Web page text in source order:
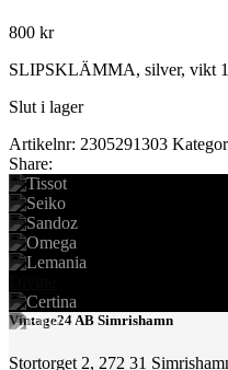
800 kr
SLIPSKLÄMMA, silver, vikt
Slut i lager
Artikelnr: 2305291303
Share:
Vintage24 AB Simrishamn
Stortorget 2, 272 31